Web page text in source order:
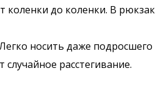
до коленки. В
носить даже подросшего
расстегивание.